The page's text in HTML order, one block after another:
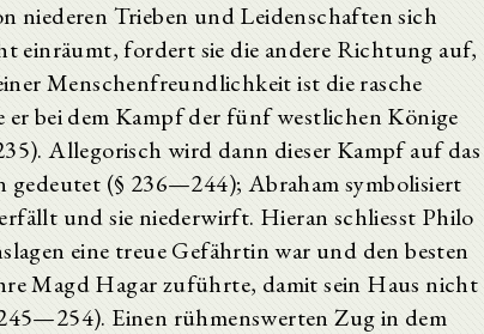
niederen Trieben und Leidenschaften sich
einräumt, fordert sie die andere Richtung auf,
Menschenfreundlichkeit ist die rasche
bei dem Kampf der fünf westlichen Könige
Allegorisch wird dann dieser Kampf auf das
(§ 236—244); Abraham symbolisiert
und sie niederwirft. Hieran schliesst Philo
eine treue Gefährtin war und den besten
Magd Hagar zuführte, damit sein Haus nicht
Einen rühmenswerten Zug in dem